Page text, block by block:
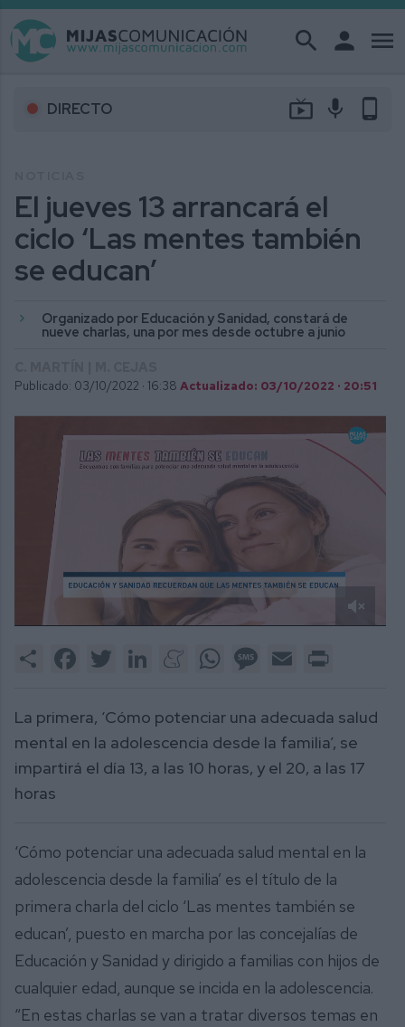
search person menu
DIRECTO live_tv mic phone_android
El jueves 13 arrancará el
ciclo ‘Las mentes también
se educan’
Organizado por Educación y Sanidad, constará de
nueve charlas, una por mes desde octubre a junio
Publicado: 03/10/2022 · 16:38 Actualizado: 03/10/2022 · 20:51
2
Share FacebookTwitter LinkedInMeneameWhatsAppMessage
Email
La primera, ‘Cómo potenciar una adecuada salud
mental en la adolescencia desde la familia’, se
impartirá el día 13, a las 10 horas, y el 20, a las 17
horas
‘Cómo potenciar una adecuada salud mental en la
adolescencia desde la familia’ es el título de la
primera charla del ciclo ‘Las mentes también se
educan’, puesto en marcha por las concejalías de
Educación y Sanidad y dirigido a familias con hijos de
cualquier edad, aunque se incida en la adolescencia.
“En estas charlas se van a tratar diversos temas en